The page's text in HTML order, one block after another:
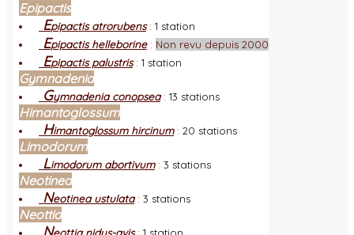
Epipactis
Epipactis atrorubens: 1 station
Epipactis helleborine: Non revu depuis 2000
Epipactis palustris: 1 station
Gymnadenia
Gymnadenia conopsea: 13 stations
Himantoglossum
Himantoglossum hircinum: 20 stations
Limodorum
Limodorum abortivum: 3 stations
Neotinea
Neotinea ustulata: 3 stations
Neottia